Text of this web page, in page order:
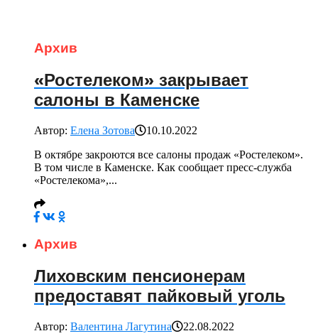
Архив
«Ростелеком» закрывает
салоны в Каменске
Автор: Елена Зотова
10.10.2022
В октябре закроются все салоны продаж «Ростелеком».
В том числе в Каменске. Как сообщает пресс-служба
«Ростелекома»,...
Архив
Лиховским пенсионерам
предоставят пайковый уголь
Автор: Валентина Лагутина
22.08.2022